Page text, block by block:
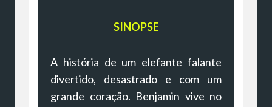
SINOPSE
A história de um elefante falante
divertido, desastrado e com um
grande coração. Benjamin vive no